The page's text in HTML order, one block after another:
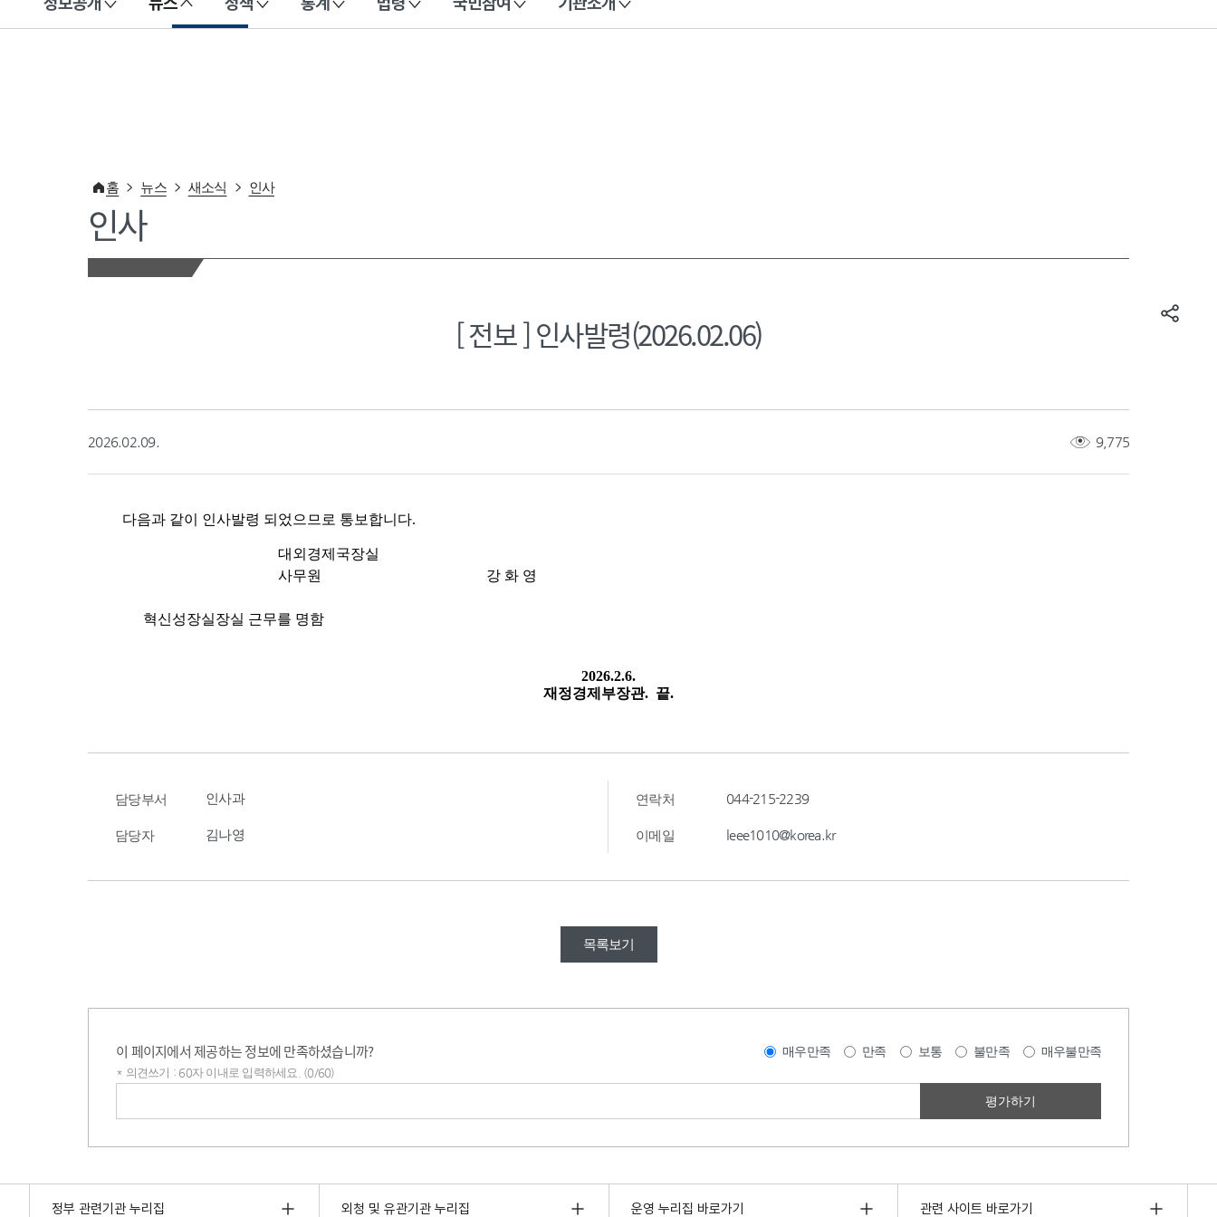
이 누리집은 대한민국 공식 전자정부 누리집입니다.
홈 뉴스 새소식 인사
인사
[ 전보 ] 인사발령(2026.02.06)
2026.02.09. 9,775
담당부서 인사과 연락처 044-215-2239
담당자 김나영 이메일 leee1010@korea.kr
목록보기
이 페이지에서 제공하는 정보에 만족하셨습니까? 매우만족 만족 보통 불만족 매우불만족
* 의견쓰기 : 60자 이내로 입력하세요. (0/60)
정부 관련기관 누리집 외청 및 유관기관 누리집 운영 누리집 바로가기 관련 사이트 바로가기